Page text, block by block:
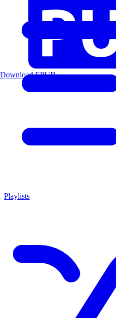
Playlists
Download EPUB